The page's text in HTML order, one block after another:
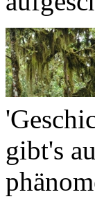
gibt's